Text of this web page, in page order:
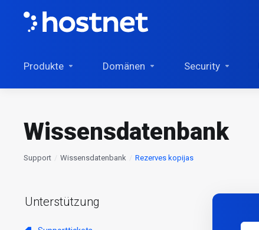
Produkte Domänen Security
Wissensdatenbank
Support Wissensdatenbank Rezerves kopijas
Unterstützung